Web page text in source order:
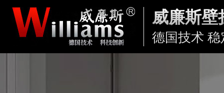
威廉斯壁
德国技术 稳